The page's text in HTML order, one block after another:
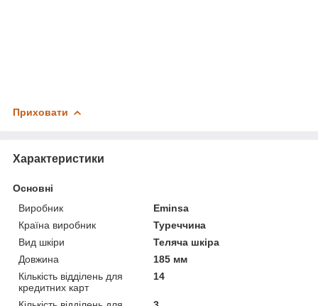
Приховати
Характеристики
Основні
Виробник
Eminsa
Країна виробник
Туреччина
Вид шкіри
Теляча шкіра
Довжина
185 мм
Кількість відділень для
кредитних карт
14